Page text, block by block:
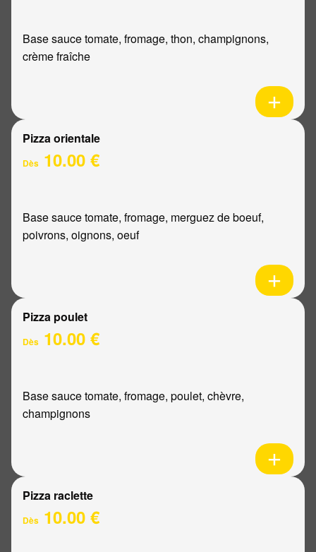
Base sauce tomate, fromage, thon, champignons,
crème fraîche
Pizza orientale
Dès 10.00 €
Base sauce tomate, fromage, merguez de boeuf,
poivrons, oignons, oeuf
Pizza poulet
Dès 10.00 €
Base sauce tomate, fromage, poulet, chèvre,
champignons
Pizza raclette
Dès 10.00 €